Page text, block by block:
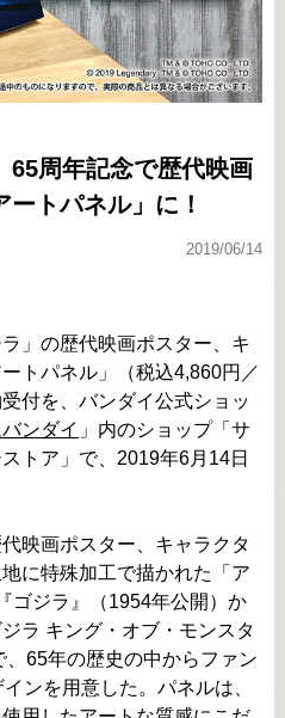
65周年記念で歴代映画
トパネル」に！
2019/06/14
」の歴代映画ポスター、キ
トパネル」（税込4,860円／
付を、バンダイ公式ショッ
ンダイ 」内のショップ「サ
トア」で、2019年6月14日
映画ポスター、キャラクタ
に特殊加工で描かれた「ア
ゴジラ』（1954年公開）か
ラ キング・オブ・モンスタ
65年の歴史の中からファン
ンを用意した。パネルは、